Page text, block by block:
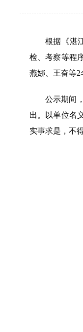
根据《湛
检、考察等程
燕娜、王奋等
公示期间
出。以单位名
实事求是，不